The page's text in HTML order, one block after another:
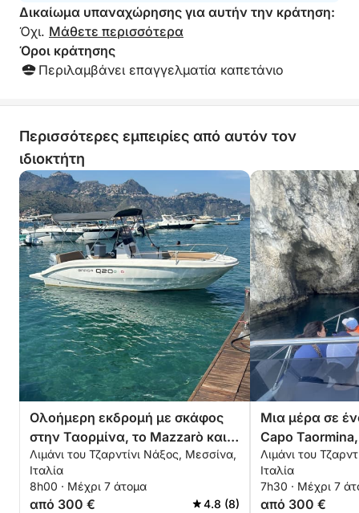
Δικαίωμα υπαναχώρησης για αυτήν την κράτηση:
Όχι. Μάθετε περισσότερα
Όροι κράτησης
Περιλαμβάνει επαγγελματία καπετάνιο
Περισσότερες εμπειρίες από αυτόν τον
ιδιοκτήτη
Ολοήμερη εκδρομή με σκάφος
στην Ταορμίνα, το Mazzarò και
το Sant'Alessio
Λιμάνι του Τζαρντίνι Νάξος, Μεσσίνα,
Ιταλία
8h00 · Μέχρι 7 άτομα
από 300 € 4.8 (8)
Μια μέρα σε
Capo
Sant'Alessio
Λιμάνι του
Ιταλία
7h30 · Μέχρι 7
από 300 €